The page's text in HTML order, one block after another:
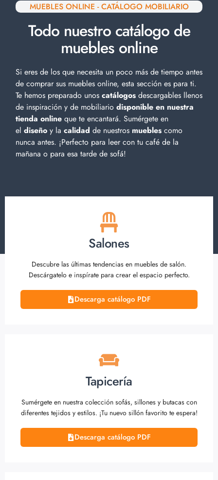
MUEBLES ONLINE - CATÁLOGO MOBILIARIO
Todo nuestro catálogo de
muebles online
Si eres de los que necesita un poco más de tiempo antes
de comprar sus muebles online, esta sección es para ti.
Te hemos preparado unos catálogos descargables llenos
de inspiración y de mobiliario disponible en nuestra
tienda online que te encantará. Sumérgete en
el diseño y la calidad de nuestros muebles como
nunca antes. ¡Perfecto para leer con tu café de la
mañana o para esa tarde de sofá!
Salones
Descubre las últimas tendencias en muebles de salón.
Descárgatelo e inspírate para crear el espacio perfecto.
Descarga catálogo PDF
Tapicería
Sumérgete en nuestra colección sofás, sillones y butacas con
diferentes tejidos y estilos. ¡Tu nuevo sillón favorito te espera!
Descarga catálogo PDF